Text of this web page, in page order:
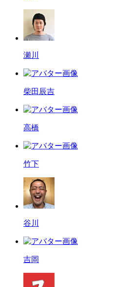
瀬川
柴田辰吉
高橋
竹下
谷川
吉岡